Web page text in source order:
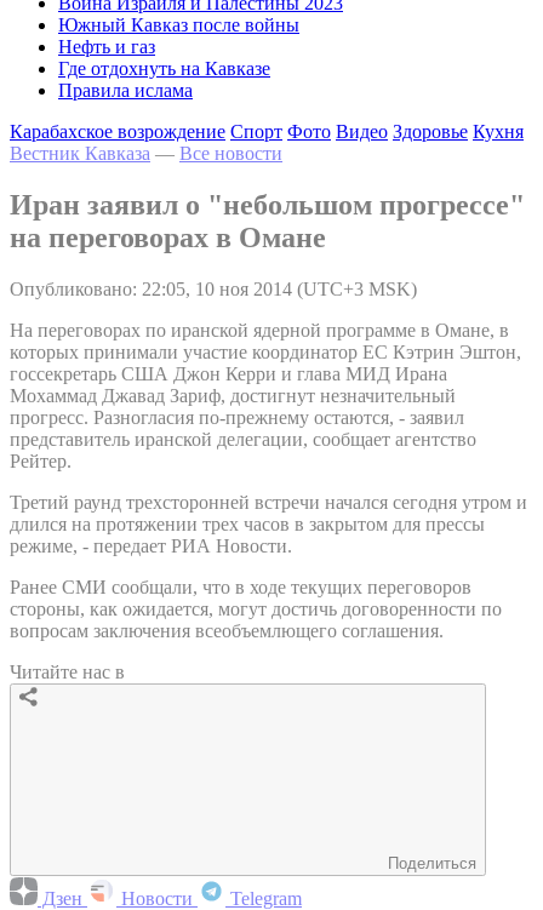
Южный Кавказ после войны
Нефть и газ
Где отдохнуть на Кавказе
Правила ислама
Карабахское возрождение Спорт Фото Видео Здоровье Кухня
Вестник Кавказа — Все новости
Иран заявил о "небольшом прогрессе"
на переговорах в Омане
Опубликовано: 22:05, 10 ноя 2014 (UTC+3 MSK)
На переговорах по иранской ядерной программе в Омане, в
которых принимали участие координатор ЕС Кэтрин Эштон,
госсекретарь США Джон Керри и глава МИД Ирана
Мохаммад Джавад Зариф, достигнут незначительный
прогресс. Разногласия по-прежнему остаются, - заявил
представитель иранской делегации, сообщает агентство
Рейтер.
Третий раунд трехсторонней встречи начался сегодня утром и
длился на протяжении трех часов в закрытом для прессы
режиме, - передает РИА Новости.
Ранее СМИ сообщали, что в ходе текущих переговоров
стороны, как ожидается, могут достичь договоренности по
вопросам заключения всеобъемлющего соглашения.
Читайте нас в
Поделиться
Дзен Новости Telegram